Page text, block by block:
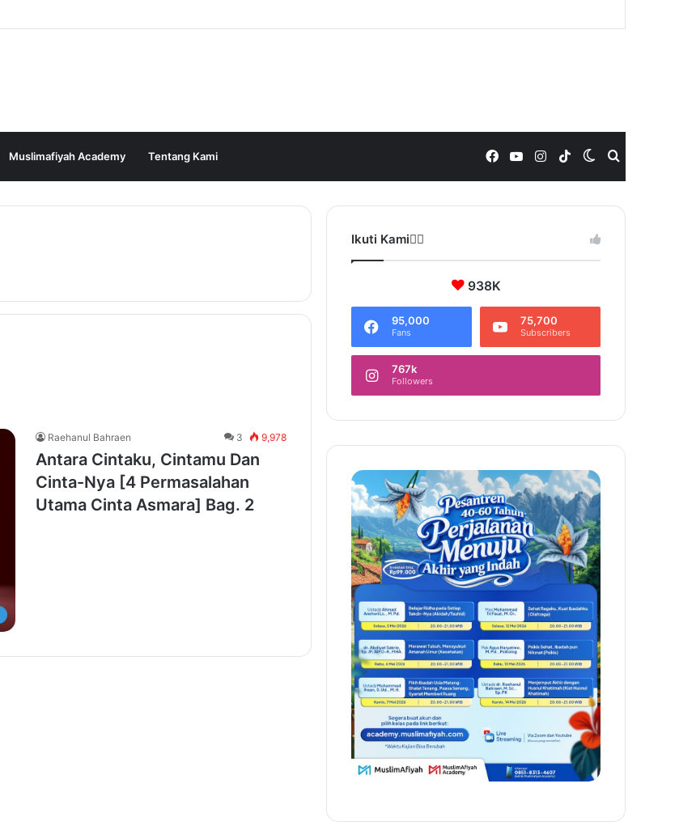
Muslimafiyah Academy Tentang Kami Switch
skin
TikTok
Instagram
YouTube
Facebook
Raehanul Bahraen 3 9,978
Antara Cintaku, Cintamu Dan
Cinta-Nya [4 Permasalahan
Utama Cinta Asmara] Bag. 2
Ikuti Kami❤️‍🔥
938K
95,000
Fans
75,700
Subscribers
767k
Followers